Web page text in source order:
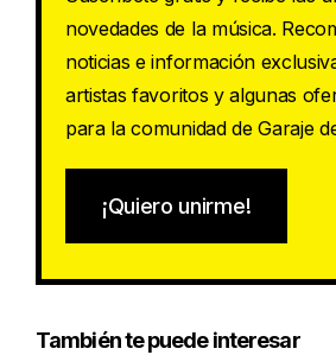
novedades de la música.
noticias e información
artistas favoritos y algunas
para la comunidad de Garaje
¡Quiero unirme!
También te puede interesar